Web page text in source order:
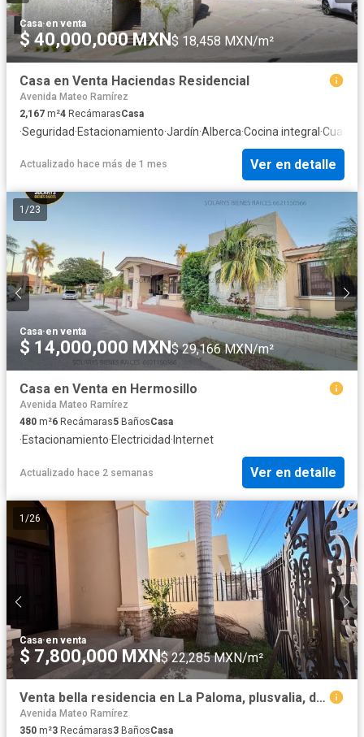
Casa·en venta
$ 40,000,000 MXN$ 18,458 MXN/m²
Casa en Venta Haciendas Residencial
Avenida Mateo Ramírez
2,167 m²4 RecámarasCasa
·Seguridad·Estacionamiento·Jardín·Alberca·Cocina integral·Cuarto
Actualizado hace más de 1 mes Ver en detalle
1 /23
Casa·en venta
$ 14,000,000 MXN$ 29,166 MXN/m²
Casa en Venta en Hermosillo
Avenida Mateo Ramírez
480 m²6 Recámaras5 BañosCasa
·Estacionamiento·Electricidad· Internet
Actualizado hace 2 semanas Ver en detalle
1 /26
Casa·en venta
$ 7,800,000 MXN$ 22,285 MXN/m²
Venta bella residencia en La Paloma, plusvalia, diseño y ubicacion.
Avenida Mateo Ramírez
350 m²3 Recámaras3 BañosCasa